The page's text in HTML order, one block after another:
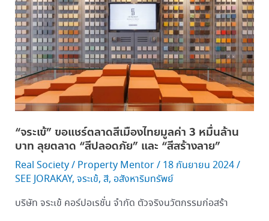
“จระเข้” ขอแชร์ตลาดสีเมืองไทยมูลค่า 3 หมื่นล้าน
บาท ลุยตลาด “สีปลอดภัย” และ “สีสร้างลาย”
Real Society/ Property Mentor/ 18 กันยายน 2024/
SEE JORAKAY, จระเข้, สี, อสังหาริมทรัพย์
บริษัท จระเข้ คอร์ปอเรชั่น จำกัด ตัวจริงนวัตกรรมก่อสร้า
ตลาด
สี
เมือง
ไทย
มูลค่า 3 หมื่น
ล้าน
บาท
ตลาด “สี
ปลอดภัย” และ “สี
สร้าง
ลาย”